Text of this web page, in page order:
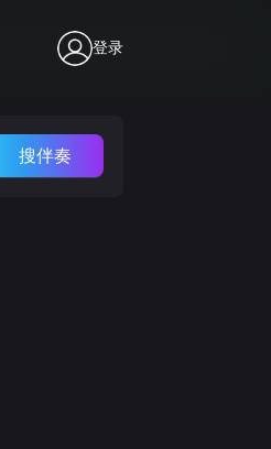
登录
搜伴奏